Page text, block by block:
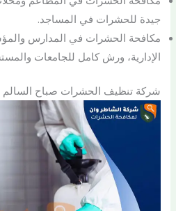
جيدة للحشرات في المساجد.
مكافحة الحشرات في المدارس
الإدارية، ورش كامل للجامعات
شركة تنظيف الحشرات صباح السالم